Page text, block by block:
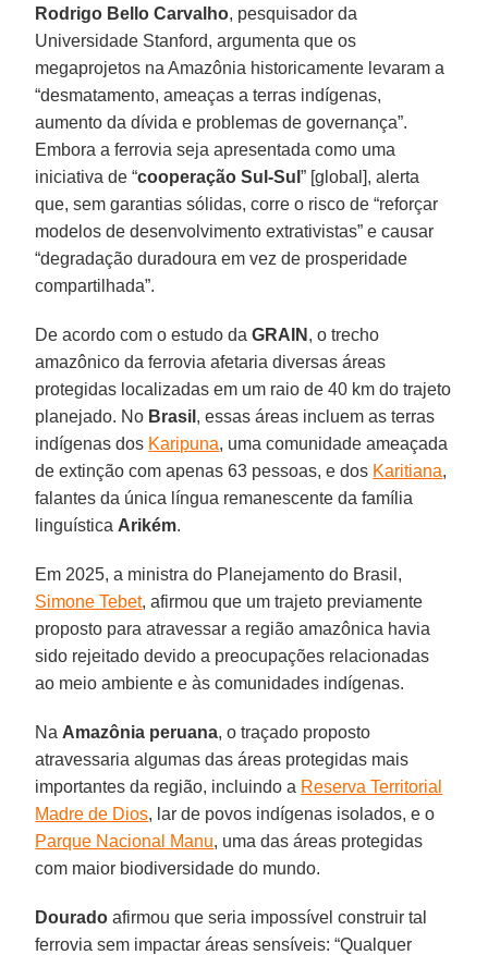
Rodrigo Bello Carvalho, pesquisador da
Universidade Stanford, argumenta que os
megaprojetos na Amazônia historicamente levaram a
“desmatamento, ameaças a terras indígenas,
aumento da dívida e problemas de governança”.
Embora a ferrovia seja apresentada como uma
iniciativa de “cooperação Sul-Sul” [global], alerta
que, sem garantias sólidas, corre o risco de “reforçar
modelos de desenvolvimento extrativistas” e causar
“degradação duradoura em vez de prosperidade
compartilhada”.
De acordo com o estudo daGRAIN , o trecho
amazônico da ferrovia afetaria diversas áreas
protegidas localizadas em um raio de 40 km do trajeto
planejado. No Brasil , essas áreas incluem as terras
indígenas dos Karipuna, uma comunidade ameaçada
de extinção com apenas 63 pessoas, e dos Karitiana,
falantes da única língua remanescente da família
linguística Arikém.
Em 2025, a ministra do Planejamento do Brasil,
Simone Tebet, afirmou que um trajeto previamente
proposto para atravessar a região amazônica havia
sido rejeitado devido a preocupações relacionadas
ao meio ambiente e às comunidades indígenas.
Na Amazônia peruana, o traçado proposto
atravessaria algumas das áreas protegidas mais
importantes da região, incluindo a Reserva Territorial
Madre de Dios, lar de povos indígenas isolados, e o
Parque Nacional Manu, uma das áreas protegidas
com maior biodiversidade do mundo.
Dourado afirmou que seria impossível construir tal
ferrovia sem impactar áreas sensíveis: “Qualquer